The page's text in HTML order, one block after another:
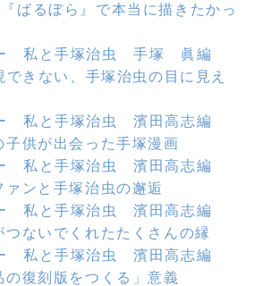
ばるぼら』で本当に描きたかっ
ー 私と手塚治虫 手塚 眞編
きない、手塚治虫の目に見え
私と手塚治虫 濱田高志編
供が出会った手塚漫画
私と手塚治虫 濱田高志編
ンと手塚治虫の邂逅
私と手塚治虫 濱田高志編
ないでくれたたくさんの縁
私と手塚治虫 濱田高志編
復刻版をつくる」意義